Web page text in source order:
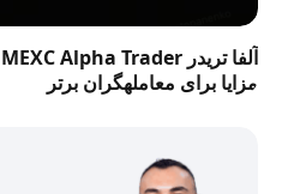
مزایا برای معاملهگران برتر